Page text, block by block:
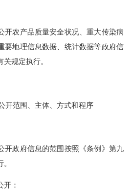
产品质量安全状况、重大传染病
要地理信息数据、统计数据等政府信
规定执行。
围、主体、方式和程序
府信息的范围按照《条例》第九
：